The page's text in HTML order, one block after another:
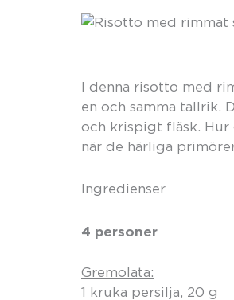
I denna risotto med
en och samma tallrik.
och krispigt fläsk. Hur
när de härliga
Ingredienser
4 personer
Gremolata:
1 kruka persilja, 20 g